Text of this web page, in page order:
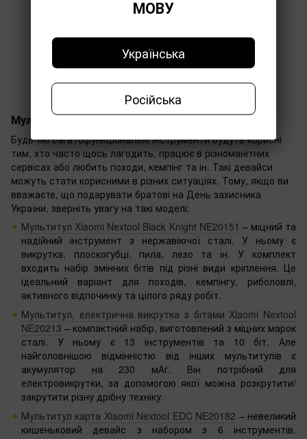
Мультитули
Будь-які багатофункціональні інструменти будуть корисні
тим, хто часто щось лагодить, працює в різноманітних
сервісах або любить походи, кемпінг та ін. Такі девайси
можуть стати корисними в різних ситуаціях. Тому, якщо ви
вважаєте, що подарувати братові на День захисника
України, зверніть увагу на такі моделі:
Мультитул Xiaomi Nextool Black Knight NE20151 – міцний та
надійний інструмент з нержавіючої сталі. У ньому є
викрутка, плоскогубці, пила, лезо та ін. У комплект
входить набір змінних бітів під різні види кріплення. Це
ідеальний варіант для походів, кемпінгу, риболовлі,
активного відпочинку та цілого ряду робіт.
Мультитул, електрична викрутка з бітами Xiaomi Nextool
NE20213 – компактний набір, виготовлений з міцних марок
сталі. У ньому є 13 інструментів та 10 біт. Але
найголовнішою відмінністю від інших мультитулів є
акумулятор на 230 мАг. Він потрібний для
електровикрутки, за допомогою якої можна розкрутити/
закрутити різну дрібну техніку.
Мультитул карта Xiaomi Nextool EDC NE20182 – невеликий
кишеньковий девайс з набором з 6 інструментів.
МОВУ
Українська
Російська